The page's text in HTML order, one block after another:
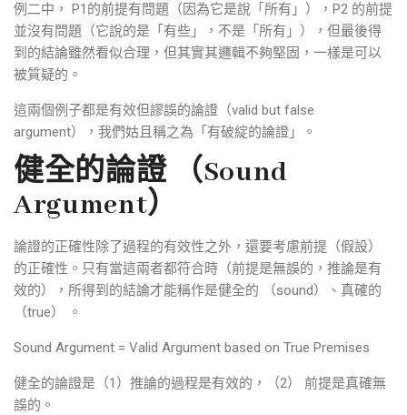
例二中， P1的前提有問題（因為它是說「所有」），P2 的前提
並沒有問題（它說的是「有些」，不是「所有」），但最後得
到的結論雖然看似合理，但其實其邏輯不夠堅固，一樣是可以
被質疑的。
這兩個例子都是有效但謬誤的論證（valid but false
argument），我們姑且稱之為「有破綻的論證」。
健全的論證 （Sound
Argument）
論證的正確性除了過程的有效性之外，還要考慮前提（假設）
的正確性。只有當這兩者都符合時（前提是無誤的，推論是有
效的），所得到的結論才能稱作是健全的 （sound）、真確的
（true） 。
Sound Argument = Valid Argument based on True Premises
健全的論證是（1）推論的過程是有效的，（2） 前提是真確無
誤的。